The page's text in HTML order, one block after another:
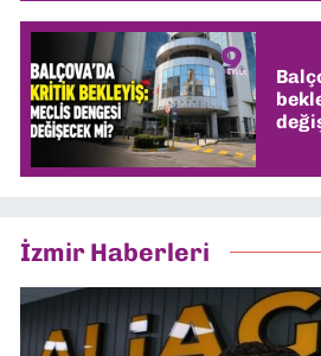
İzmir Haberleri